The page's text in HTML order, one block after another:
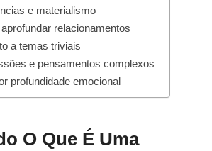
e materialismo
relacionamentos
a temas triviais
e pensamentos complexos
profundidade emocional
O Que É Uma